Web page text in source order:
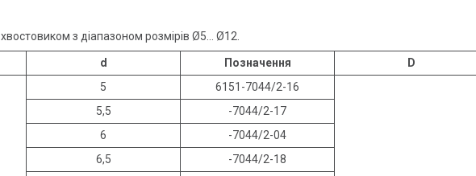
з діапазоном розмірів Ø5... Ø12.
d Позначення D
5
6151-7044/2-16
5,5
-7044/2-17
6
-7044/2-04
6,5
-7044/2-18